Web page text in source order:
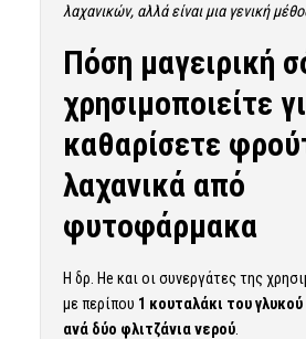
λαχανικών, αλλά είναι μια γενική
Πόση μαγειρική
χρησιμοποιείτε
καθαρίσετε
λαχανικά από
φυτοφάρμακα
Η δρ. He και οι συνεργάτες της
με περίπου 1 κουταλάκι του
ανά δύο φλιτζάνια νερού.